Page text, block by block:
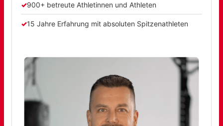
900+ betreute Athletinnen und Athleten
15 Jahre Erfahrung mit absoluten Spitzenathleten